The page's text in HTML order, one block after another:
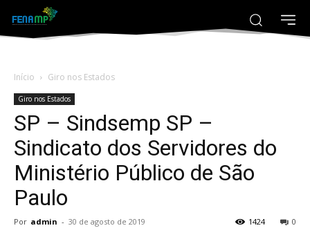
Início Giro nos Estados
Giro nos Estados
SP – Sindsemp SP –
Sindicato dos Servidores do
Ministério Público de São
Paulo
Por admin - 30 de agosto de 2019 0
1424